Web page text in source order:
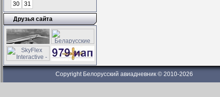
30
31
Друзья сайта
Copyright Белорусский авиадневник © 2010-2026